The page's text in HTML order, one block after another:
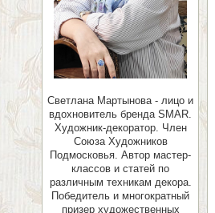
Светлана Мартынова - лицо и
вдохновитель бренда SMAR.
Художник-декоратор. Член
Союза Художников
Подмосковья. Автор мастер-
классов и статей по
различным техникам декора.
Победитель и многократный
призер художественных